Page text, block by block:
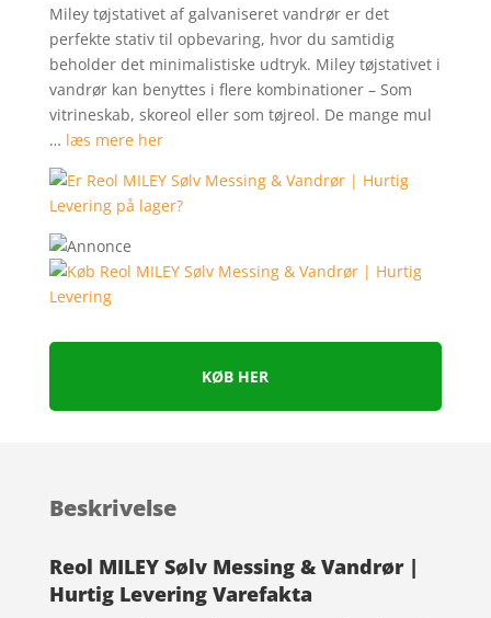
Miley tøjstativet af galvaniseret vandrør er det
perfekte stativ til opbevaring, hvor du samtidig
beholder det minimalistiske udtryk. Miley tøjstativet i
vandrør kan benyttes i flere kombinationer – Som
vitrineskab, skoreol eller som tøjreol. De mange mul
… læs mere her
KØB HER
Beskrivelse
Reol MILEY Sølv Messing & Vandrør |
Hurtig Levering Varefakta